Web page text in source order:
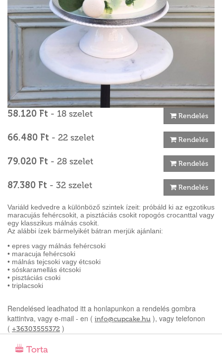
58.120 Ft - 18 szelet Rendelés
66.480 Ft - 22 szelet Rendelés
79.020 Ft - 28 szelet Rendelés
87.380 Ft - 32 szelet Rendelés
Variáld kedvedre a különböző szintek ízeit: próbáld ki az egzotikus
maracujás fehércsokit, a pisztáciás csokit ropogós crocanttal vagy
egy klasszikus málnás csokit.
Az alábbi ízek bármelyikét bátran merjük ajánlani:
• epres vagy málnás fehércsoki
• maracuja fehércsoki
• málnás tejcsoki vagy étcsoki
• sóskaramellás étcsoki
• pisztáciás csoki
• triplacsoki
Rendelésed leadhatod itt a honlapunkon a rendelés gombra
kattintva, vagy e-mail - en ( info@cupcake.hu ), vagy telefonon
( +36303555372 )
Torta